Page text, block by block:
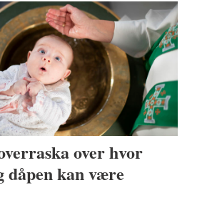
over hvor
dåpen kan være